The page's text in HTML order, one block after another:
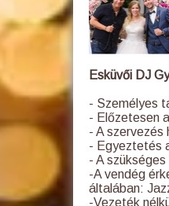
Esküvői DJ
- Személyes
- Előzetesen
- A szervezés
- Egyeztetés
- A
-A vendég
általában:
-Vezeték